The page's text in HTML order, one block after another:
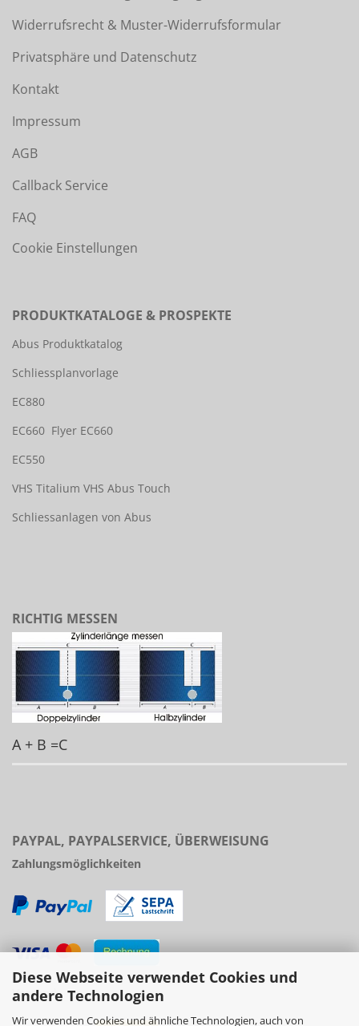
Diese Webseite verwendet Cookies und
andere Technologien
Wir verwenden Cookies und ähnliche Technologien, auch von
Widerrufsrecht & Muster-Widerrufsformular
Privatsphäre und Datenschutz
Kontakt
Impressum
AGB
Callback Service
FAQ
Cookie Einstellungen
PRODUKTKATALOGE & PROSPEKTE
Abus Produktkatalog
Schliessplanvorlage
EC880
EC660 Flyer EC660
EC550
VHS Titalium VHS Abus Touch
Schliessanlagen von Abus
RICHTIG MESSEN
A + B =C
PAYPAL, PAYPALSERVICE, ÜBERWEISUNG
Zahlungsmöglichkeiten
Versand